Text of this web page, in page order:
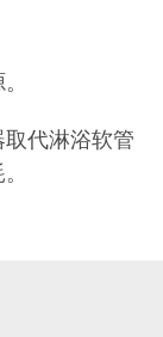
代淋浴软管